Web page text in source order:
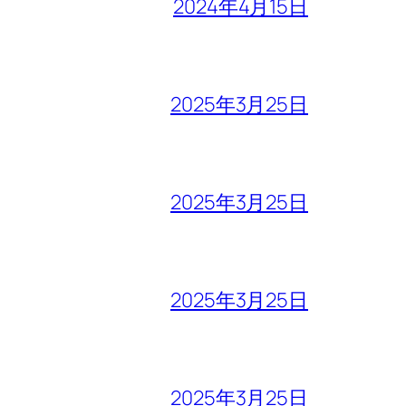
2024年4月15日
2025年3月25日
2025年3月25日
2025年3月25日
2025年3月25日